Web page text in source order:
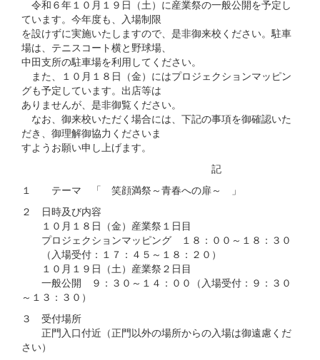
令和６年１０月１９日（土）に産業祭の一般公開を予定し
ています。今年度も、入場制限
を設けずに実施いたしますので、是非御来校ください。駐車
場は、テニスコート横と野球場、
中田支所の駐車場を利用してください。
また、１０月１８日（金）にはプロジェクションマッピン
グも予定しています。出店等は
ありませんが、是非御覧ください。
なお、御来校いただく場合には、下記の事項を御確認いた
だき、御理解御協力くださいま
すようお願い申し上げます。
記
１ テーマ 「 笑顔満祭～青春への扉～ 」
２ 日時及び内容
１０月１８日（金）産業祭１日目
プロジェクションマッピング １８：００～１８：３０
（入場受付：１７：４５～１８：２０）
１０月１９日（土）産業祭２日目
一般公開 ９：３０～１４：００（入場受付：９：３０
～１３：３０）
３ 受付場所
正門入口付近（正門以外の場所からの入場は御遠慮くだ
さい）